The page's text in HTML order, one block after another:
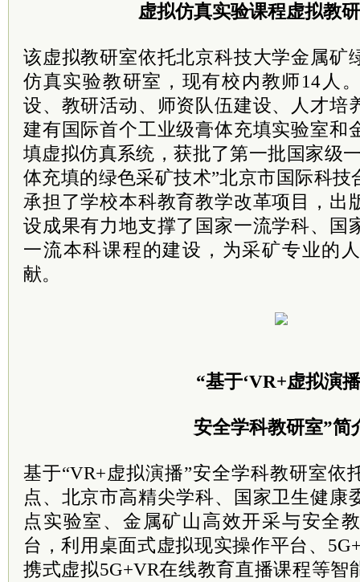
虚拟仿真实验课程虚拟教
该虚拟教研室依托北京科技大学金属矿
仿真实验教研室，现有校内教师14人
设、教研活动、师资队伍建设、人才培
建有国际首个工业级膏体充填实验室和
填虚拟仿真系统，获批了第一批国家级
体充填的绿色采矿技术”北京市国际科
承担了学校本科教育教学改革项目，出
设成果有力地支撑了国家一流学科、国
一流本科课程的建设，为采矿专业的
献。
“基于‘VR+虚拟演
安全学科教研室”简
基于“VR+虚拟演播”安全学科教研室依
点、北京市高精尖学科、国家卫生健康
点实验室、金属矿山高效开采与安全
台，利用桌面式虚拟现实操作平台、
携式虚拟5G+VR在线教育直播课程等智